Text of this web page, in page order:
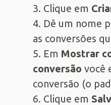
3. Clique em
4. Dê um nome
as conversões
5. Em Mostrar
conversão você
conversão (o
6. Clique em